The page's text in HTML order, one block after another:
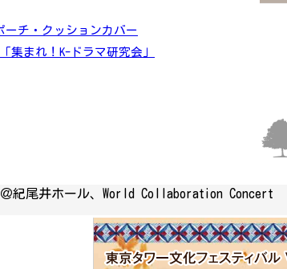
ーチ・クッションカバー
集まれ！K-ドラマ研究会」
紀尾井ホール、World Collaboration Concert